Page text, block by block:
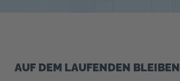
AUF DEM LAUFENDEN BLEIBEN